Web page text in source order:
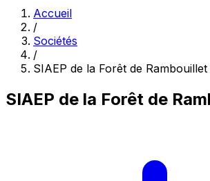
Accueil
/
Sociétés
/
SIAEP de la Forêt de Rambouillet
SIAEP de la Forêt de